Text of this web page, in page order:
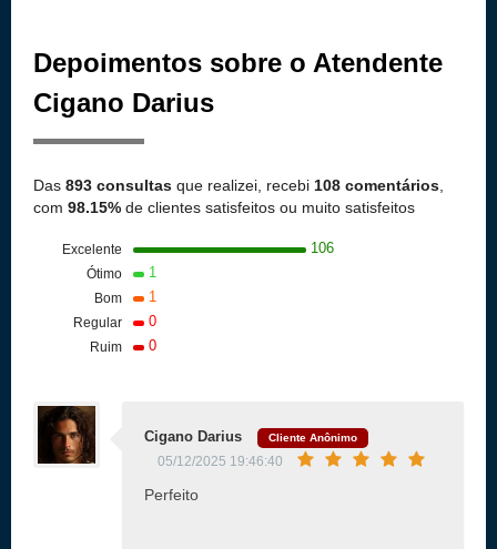
Depoimentos sobre o Atendente
Cigano Darius
Das 893 consultas que realizei, recebi 108 comentários,
com 98.15% de clientes satisfeitos ou muito satisfeitos
Excelente 106
Ótimo 1
Bom 1
Regular 0
Ruim 0
Cigano Darius Cliente Anônimo
05/12/2025 19:46:40
Perfeito